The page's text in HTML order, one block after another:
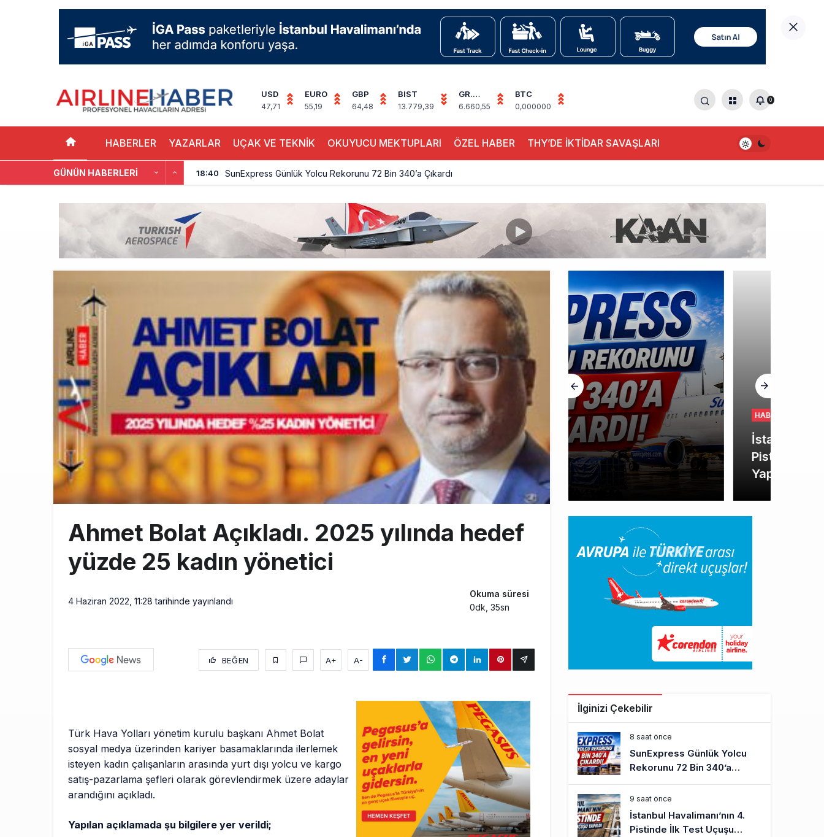
USD
47,71
EURO
55,19
GBP
64,48
BIST
13.779,39
GR.
ALTIN
6.660,55
BTC
0,000000
0
HABERLER YAZARLAR UÇAK VE TEKNİK OKUYUCU MEKTUPLARI ÖZEL HABER THY’DE İKTİDAR SAVAŞLARI
GÜNÜN HABERLERI 18:40 SunExpress Günlük Yolcu Rekorunu 72 Bin 340’a Çıkardı
Aslıhan Güven, Airport Leader of the Future Finalisti Oldu
EasyJet, 5,7 Milyar Sterline Apollo’ya Satılıyor
15:26 Pilotlar, Teknisyenler, Kabin Ekipleri ve Yer Hizmeti Çalışanları Gazeteci Olmaya Çalışıyor!
BookingAgora’dan Dubai’ye iki FAM Trip
10:56 AJet Uçuşlarıyla Rus Turist İçin Yeni Türkiye Rotası
10:00 Airbus Temmuz bilançosunu açıkladı: 204 yeni sipariş
Ahmet Bolat Açıkladı. 2025 yılında hedef
yüzde 25 kadın yönetici
4 Haziran 2022, 11:28 tarihinde yayınlandı
Okuma süresi
0dk, 35sn
BEĞEN A+ A-
Türk Hava Yolları yönetim kurulu başkanı Ahmet Bolat
sosyal medya üzerinden kariyer basamaklarında ilerlemek
isteyen kadın çalışanların arasında yurt dışı yolcu ve kargo
satış-pazarlama şefleri olarak görevlendirmek üzere adaylar
arandığını açıkladı.
Yapılan açıklamada şu bilgilere yer verildi;
HABERLER
İstanbul Havalimanı’nın 4.
Pistinde İlk Test Uçuşu
Yapıldı
İlginizi Çekebilir
8 saat önce
SunExpress Günlük Yolcu
Rekorunu 72 Bin 340’a
Çıkardı
9 saat önce
İstanbul Havalimanı’nın 4.
Pistinde İlk Test Uçuşu